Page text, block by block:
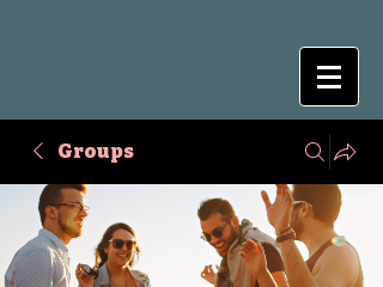
Groups